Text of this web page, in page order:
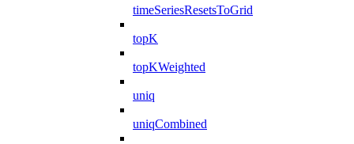
timeSeriesResetsToGrid
topK
topKWeighted
uniq
uniqCombined